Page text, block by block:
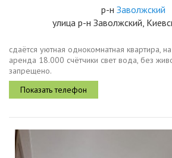
р-н Заволжский
улица р-н Заволжский,
сдаётся уютная однокомнатная квартира,
аренда 18.000 счётчики свет вода, без
запрещено.